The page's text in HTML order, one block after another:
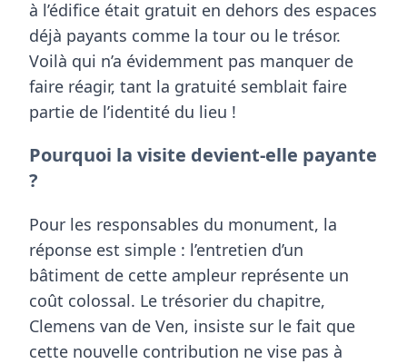
à l’édifice était gratuit en dehors des espaces
déjà payants comme la tour ou le trésor.
Voilà qui n’a évidemment pas manquer de
faire réagir, tant la gratuité semblait faire
partie de l’identité du lieu !
Pourquoi la visite devient-elle payante
?
Pour les responsables du monument, la
réponse est simple : l’entretien d’un
bâtiment de cette ampleur représente un
coût colossal. Le trésorier du chapitre,
Clemens van de Ven, insiste sur le fait que
cette nouvelle contribution ne vise pas à